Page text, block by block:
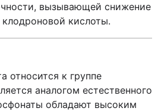
вызывающей снижение
клодроновой кислоты.
относится к группе
аналогом естественного
обладают высоким